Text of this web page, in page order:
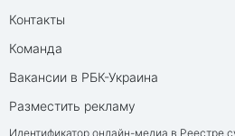
Контакты
Команда
Вакансии в РБК-Украина
Разместить рекламу
Идентификатор онлайн-медиа в Реестре